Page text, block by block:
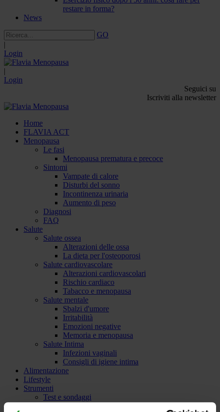
restare in forma?
News
GO
|
Login
|
Login
Seguici su
Iscriviti alla newsletter
Home
FLAVIA ACT
Menopausa
Le fasi
Menopausa prematura e precoce
Sintomi
Vampate di calore
Disturbi del sonno
Incontinenza urinaria
Aumento di peso
Diagnosi
FAQ
Salute
Salute ossea
Alterazioni delle ossa
La dieta per l'osteoporosi
Salute cardiovascolare
Alterazioni cardiovascolari
Rischio cardiaco
Tabacco e menopausa
Salute mentale
Sbalzi d'umore
Irritabilità
Emozioni negative
Memoria e menopausa
Salute Intima
Infezioni vaginali
Consigli di igiene intima
Alimentazione
Lifestyle
Strumenti
Test e sondaggi
Quanto sei preparata sulla salute del cuore. Verità